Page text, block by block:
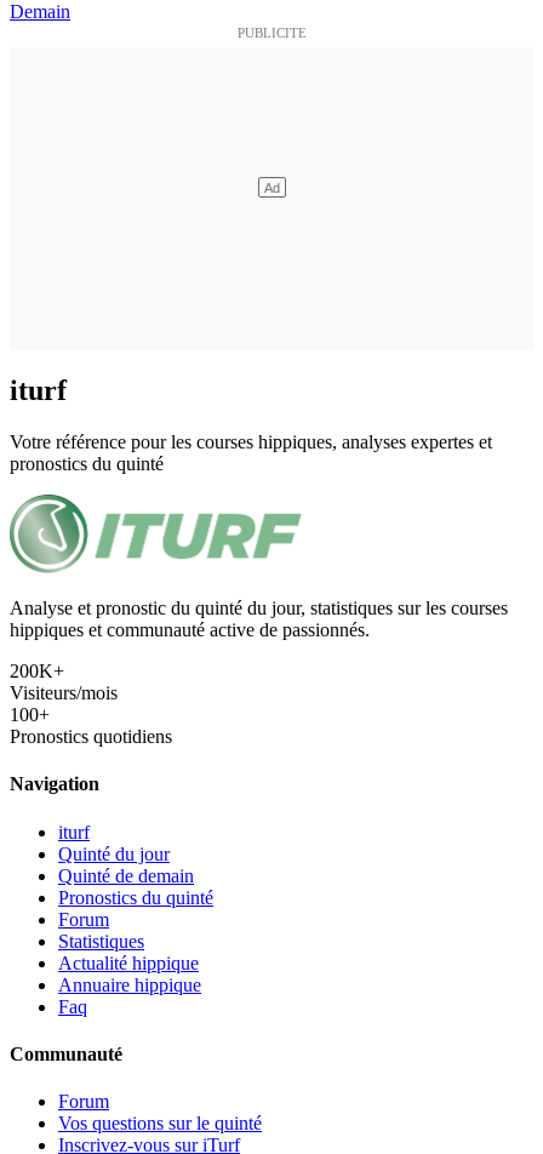
Demain
iturf
Votre référence pour les courses hippiques, analyses expertes et
pronostics du quinté
Analyse et pronostic du quinté du jour, statistiques sur les courses
hippiques et communauté active de passionnés.
200K+
Visiteurs/mois
100+
Pronostics quotidiens
Navigation
iturf
Quinté du jour
Quinté de demain
Pronostics du quinté
Forum
Statistiques
Actualité hippique
Annuaire hippique
Faq
Communauté
Forum
Vos questions sur le quinté
Inscrivez-vous sur iTurf